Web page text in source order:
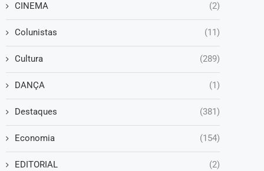
CINEMA (2)
Colunistas (11)
Cultura (289)
DANÇA (1)
Destaques (381)
Economia (154)
EDITORIAL (2)